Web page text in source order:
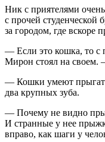
Ник с приятелями
с прочей студенческой
за городом, где вскоре
— Если это кошка, то
Мирон стоял на своем.
— Кошки умеют
два крупных зуба.
— Почему не видно
И странные у нее
вправо, как шаги у